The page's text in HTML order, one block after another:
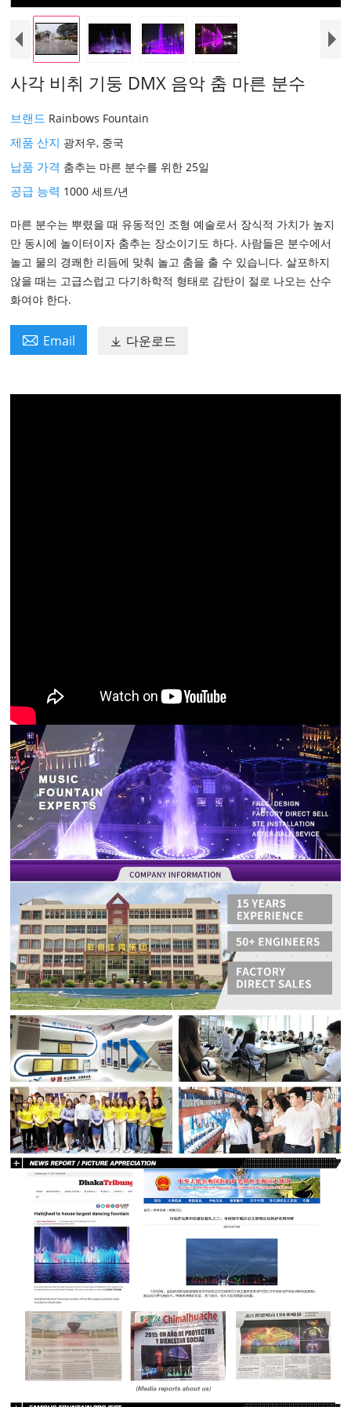
사각 비취 기둥 DMX 음악 춤 마른 분수
브랜드 Rainbows Fountain
제품 산지 광저우, 중국
납품 가격 춤추는 마른 분수를 위한 25일
공급 능력 1000 세트/년
마른 분수는 뿌렸을 때 유동적인 조형 예술로서 장식적 가치가 높지
만 동시에 놀이터이자 춤추는 장소이기도 하다. 사람들은 분수에서
놀고 물의 경쾌한 리듬에 맞춰 놀고 춤을 출 수 있습니다. 살포하지
않을 때는 고급스럽고 다기하학적 형태로 감탄이 절로 나오는 산수
화여야 한다.
 Email  다운로드